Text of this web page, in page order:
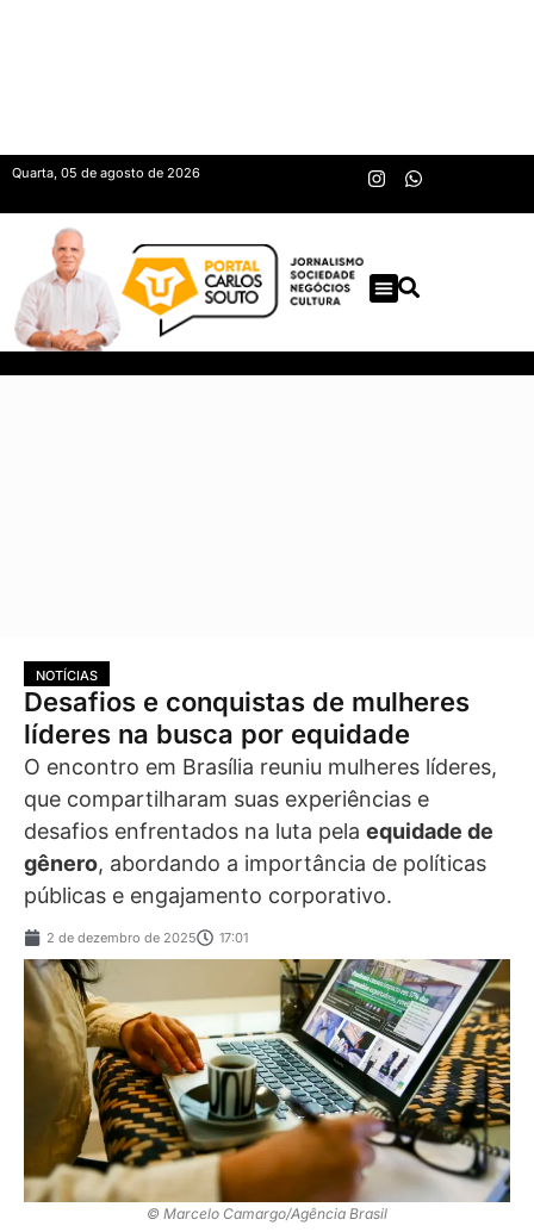
Quarta, 05 de agosto de 2026
NOTÍCIAS
Desafios e conquistas de mulheres
líderes na busca por equidade
O encontro em Brasília reuniu mulheres líderes,
que compartilharam suas experiências e
desafios enfrentados na luta pela equidade de
gênero, abordando a importância de políticas
públicas e engajamento corporativo.
2 de dezembro de 2025 17:01
© Marcelo Camargo/Agência Brasil